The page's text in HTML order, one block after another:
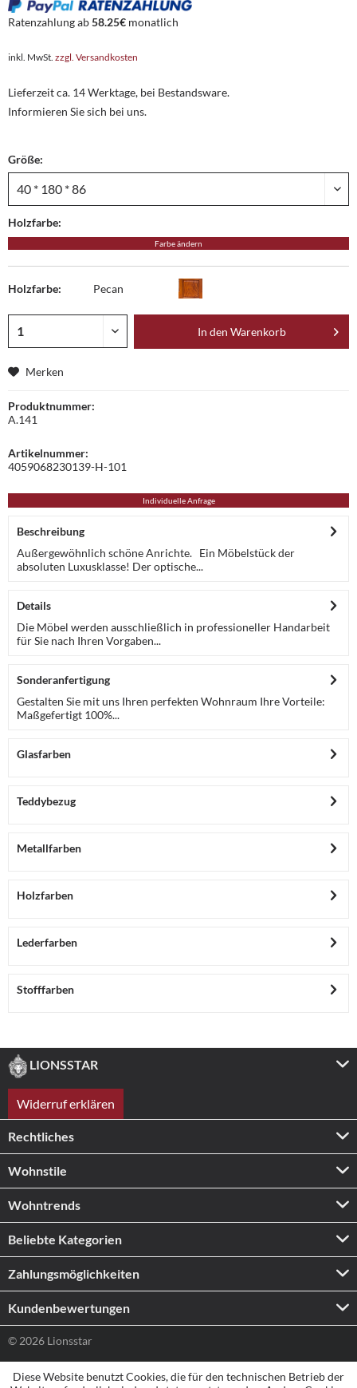
Ratenzahlung ab58.25€ monatlich
inkl. MwSt. zzgl. Versandkosten
Lieferzeit ca. 14 Werktage, bei Bestandsware.
Informieren Sie sich bei uns.
Größe:
Holzfarbe:
Farbe ändern
Holzfarbe: Pecan
In den Warenkorb
Merken
Produktnummer:
A.141
Artikelnummer:
4059068230139-H-101
Individuelle Anfrage
Beschreibung
Außergewöhnlich schöne Anrichte. Ein Möbelstück der
absoluten Luxusklasse! Der optische...
Details
Die Möbel werden ausschließlich in professioneller Handarbeit
für Sie nach Ihren Vorgaben...
Sonderanfertigung
Gestalten Sie mit uns Ihren perfekten Wohnraum Ihre Vorteile:
Maßgefertigt 100%...
Glasfarben
Teddybezug
Metallfarben
Holzfarben
Lederfarben
Stofffarben
LIONSSTAR
Widerruf erklären
Rechtliches
Wohnstile
Wohntrends
Beliebte Kategorien
Zahlungs­möglichkeiten
Kundenbewertungen
© 2026 Lionsstar
Diese Website benutzt Cookies, die für den technischen Betrieb der